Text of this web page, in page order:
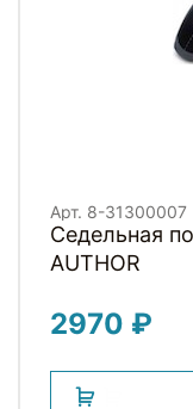
Арт. 8-31300007
Седельная покрышка
AUTHOR
2970 ₽